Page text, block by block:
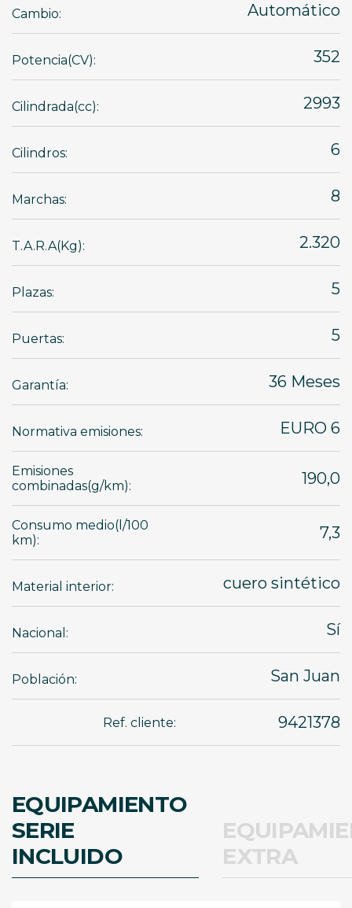
Cambio: Automático
Potencia(CV): 352
Cilindrada(cc): 2993
Cilindros: 6
Marchas: 8
T.A.R.A(Kg): 2.320
Plazas: 5
Puertas: 5
Garantía: 36 Meses
Normativa emisiones: EURO 6
Emisiones
combinadas(g/km):
190,0
Consumo medio(l/100
km):
7,3
Material interior: cuero sintético
Nacional: Sí
Población: San Juan
Ref. cliente: 9421378
EQUIPAMIENTO
SERIE
INCLUIDO
EXTRA